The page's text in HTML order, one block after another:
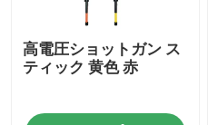
高電圧ショットガン ス
ティック 黄色 赤